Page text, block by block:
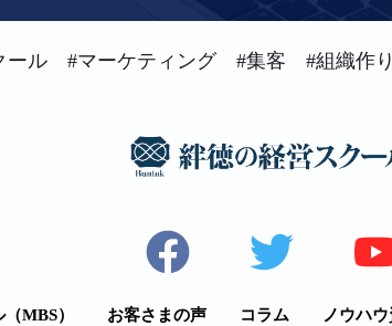
ール #マーケティング #集客 #組織
MBS） お客さまの声 コラム ノウハ